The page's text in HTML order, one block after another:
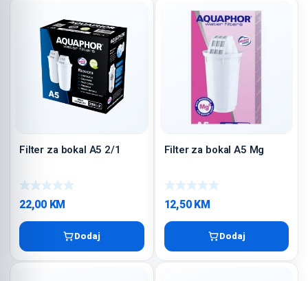
Filter za bokal A5 2/1
22,00 KM
Dodaj
Filter za bokal A5 Mg
12,50KM
Dodaj